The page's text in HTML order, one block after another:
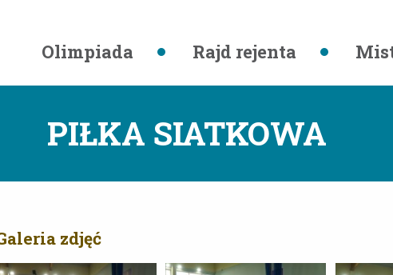
Olimpiada Rajd rejenta
PIŁKA SIATKOWA
zdjęć